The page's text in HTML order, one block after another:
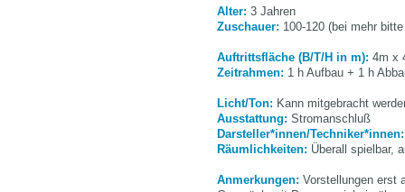
Alter: 3 Jahren
Zuschauer: 100-120 (bei mehr
Auftrittsfläche (B/T/H in m): 4m x
Zeitrahmen: 1 h Aufbau + 1 h
Licht/Ton: Kann mitgebracht
Ausstattung: Stromanschluß
Darsteller*innen/
Räumlichkeiten: Überall spielbar,
Anmerkungen: Vorstellungen erst